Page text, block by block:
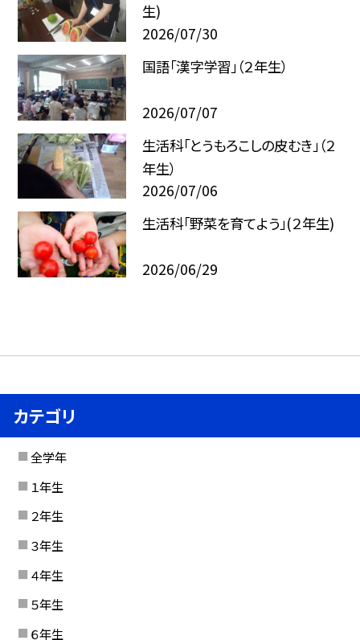
生)
2026/07/30
国語「漢字学習」（２年生）
2026/07/07
生活科「とうもろこしの皮むき」（２
年生）
2026/07/06
生活科「野菜を育てよう」(２年生)
2026/06/29
カテゴリ
全学年
１年生
２年生
３年生
４年生
５年生
６年生